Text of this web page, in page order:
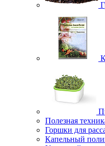
Полезная
Горшки для
Капельный